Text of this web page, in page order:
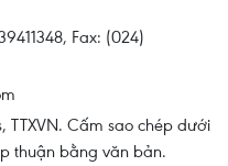
Fax: (024)
TTXVN. Cấm sao chép dưới
thuận bằng văn bản.